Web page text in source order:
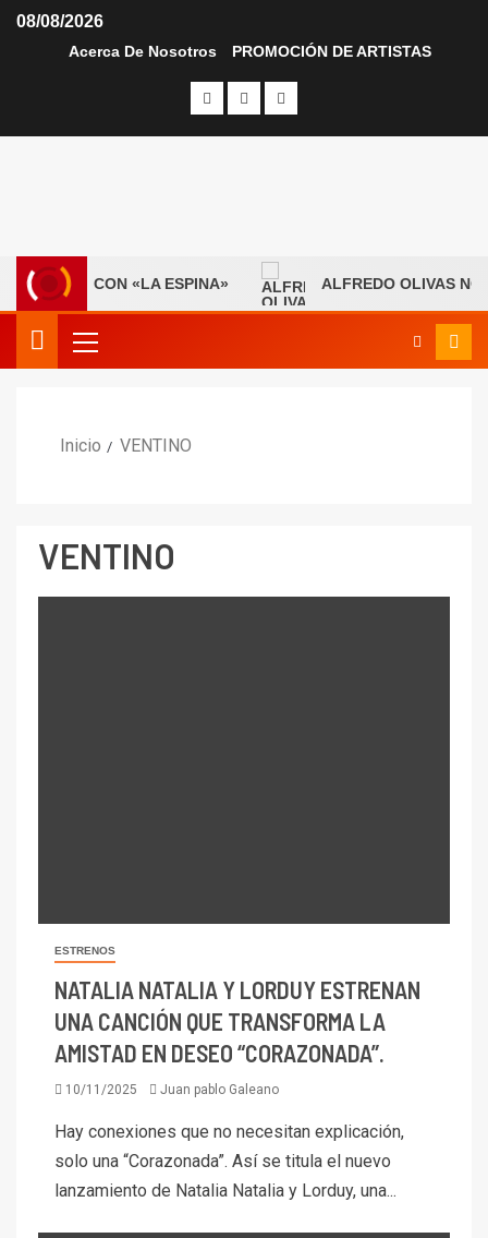
08/08/2026
Acerca De Nosotros PROMOCIÓN DE ARTISTAS
ERA CON «LA ESPINA» ALFREDO OLIVAS NOS
Inicio VENTINO
VENTINO
ESTRENOS
NATALIA NATALIA Y LORDUY ESTRENAN
UNA CANCIÓN QUE TRANSFORMA LA
AMISTAD EN DESEO “CORAZONADA”.
10/11/2025 Juan pablo Galeano
Hay conexiones que no necesitan explicación,
solo una “Corazonada”. Así se titula el nuevo
lanzamiento de Natalia Natalia y Lorduy, una...